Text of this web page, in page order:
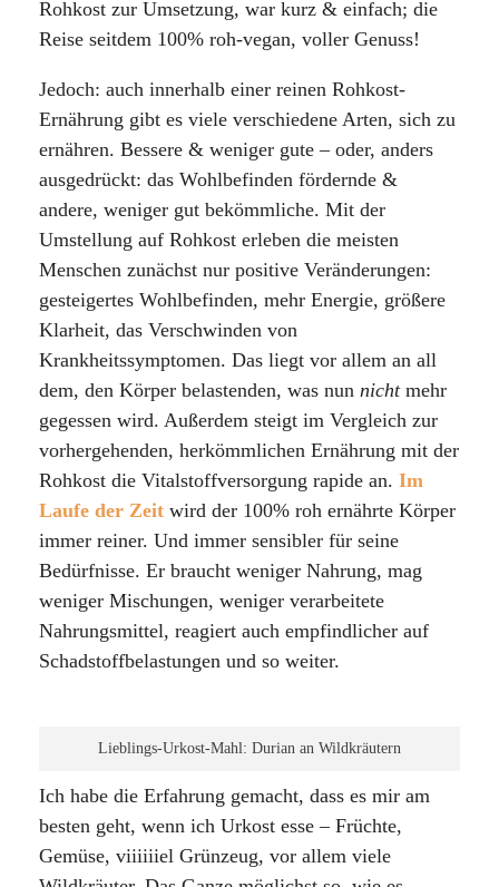
Rohkost zur Umsetzung, war kurz & einfach; die
Reise seitdem 100% roh-vegan, voller Genuss!
Jedoch: auch innerhalb einer reinen Rohkost-
Ernährung gibt es viele verschiedene Arten, sich zu
ernähren. Bessere & weniger gute – oder, anders
ausgedrückt: das Wohlbefinden fördernde &
andere, weniger gut bekömmliche. Mit der
Umstellung auf Rohkost erleben die meisten
Menschen zunächst nur positive Veränderungen:
gesteigertes Wohlbefinden, mehr Energie, größere
Klarheit, das Verschwinden von
Krankheitssymptomen. Das liegt vor allem an all
dem, den Körper belastenden, was nun nichtmehr
gegessen wird. Außerdem steigt im Vergleich zur
vorhergehenden, herkömmlichen Ernährung mit der
Rohkost die Vitalstoffversorgung rapide an. Im
Laufe der Zeit wird der 100% roh ernährte Körper
immer reiner. Und immer sensibler für seine
Bedürfnisse. Er braucht weniger Nahrung, mag
weniger Mischungen, weniger verarbeitete
Nahrungsmittel, reagiert auch empfindlicher auf
Schadstoffbelastungen und so weiter.
Lieblings-Urkost-Mahl: Durian an Wildkräutern
Ich habe die Erfahrung gemacht, dass es mir am
besten geht, wenn ich Urkost esse – Früchte,
Gemüse, viiiiiiel Grünzeug, vor allem viele